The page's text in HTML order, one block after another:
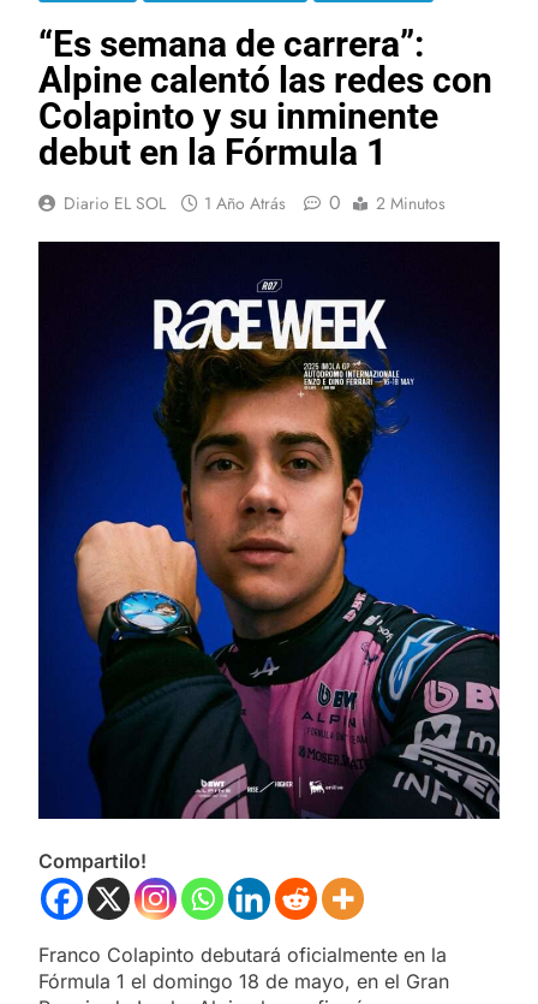
“Es semana de carrera”:
Alpine calentó las redes con
Colapinto y su inminente
debut en la Fórmula 1
Diario EL SOL 1 Año Atrás 0 2 Minutos
Compartilo!
Franco Colapinto debutará oficialmente en la
Fórmula 1 el domingo 18 de mayo, en el Gran